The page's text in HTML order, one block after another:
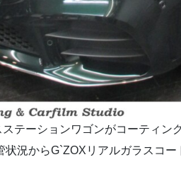
テーションワゴンがコーティン
況からG`ZOXリアルガラスコー